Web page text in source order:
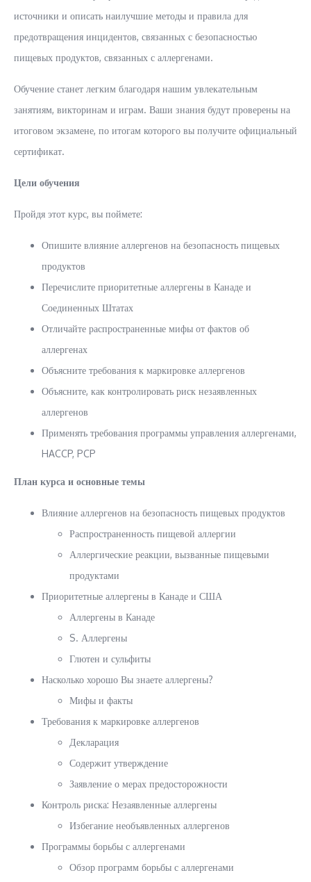
источники и описать наилучшие методы и правила для
предотвращения инцидентов, связанных с безопасностью
пищевых продуктов, связанных с аллергенами.
Обучение станет легким благодаря нашим увлекательным
занятиям, викторинам и играм. Ваши знания будут проверены на
итоговом экзамене, по итогам которого вы получите официальный
сертификат.
Цели обучения
Пройдя этот курс, вы поймете:
Опишите влияние аллергенов на безопасность пищевых
продуктов
Перечислите приоритетные аллергены в Канаде и
Соединенных Штатах
Отличайте распространенные мифы от фактов об
аллергенах
Объясните требования к маркировке аллергенов
Объясните, как контролировать риск незаявленных
аллергенов
Применять требования программы управления аллергенами,
HACCP, PCP
План курса и основные темы
Влияние аллергенов на безопасность пищевых продуктов
Распространенность пищевой аллергии
Аллергические реакции, вызванные пищевыми
продуктами
Приоритетные аллергены в Канаде и США
Аллергены в Канаде
S. Аллергены
Глютен и сульфиты
Насколько хорошо Вы знаете аллергены?
Мифы и факты
Требования к маркировке аллергенов
Декларация
Содержит утверждение
Заявление о мерах предосторожности
Контроль риска: Незаявленные аллергены
Избегание необъявленных аллергенов
Программы борьбы с аллергенами
Обзор программ борьбы с аллергенами